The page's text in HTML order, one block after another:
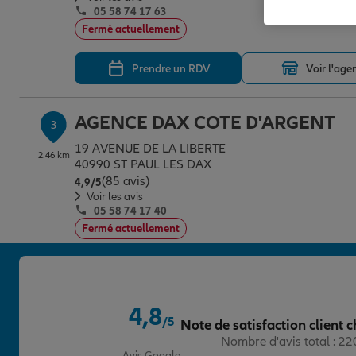
05 58 74 17 63
Fermé actuellement
Prendre un RDV Voir
3
2.46 km
AGENCE DAX COTE D'ARGENT
19 AVENUE DE LA LIBERTE
40990 ST PAUL LES DAX
4,9/5Note de 4.9 sur 5
(85 avis)
Voir les avis
05 58 74 17 40
Fermé actuellement
AGENCE DAX CHRISTUS
20 RUE CHARLES GOUNOD
4,8/5 Note de satisfaction client
Nombre d'avis total :